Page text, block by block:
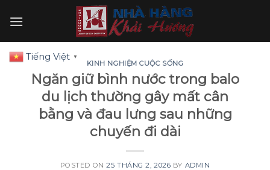
KINH NGHIỆM CUỘC SỐNG
Ngăn giữ bình nước trong balo
du lịch thường gây mất cân
bằng và đau lưng sau những
chuyến đi dài
POSTED ON25 THÁNG 2, 2026 BY ADMIN
Tiếng Việt ▼